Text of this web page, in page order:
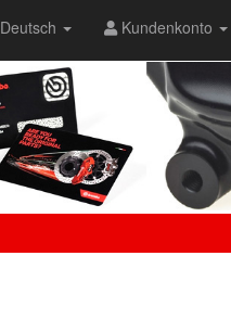
Deutsch Kundenkonto